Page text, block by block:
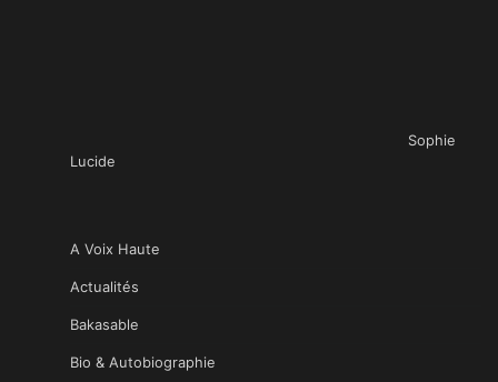
Sophie
Lucide
A Voix Haute
Actualités
Bakasable
Bio & Autobiographie